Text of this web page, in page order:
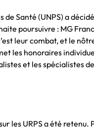
de Santé (UNPS) a
poursuivre : MG
leur combat, et le
les honoraires
et les spécialistes
les URPS a été retenu.